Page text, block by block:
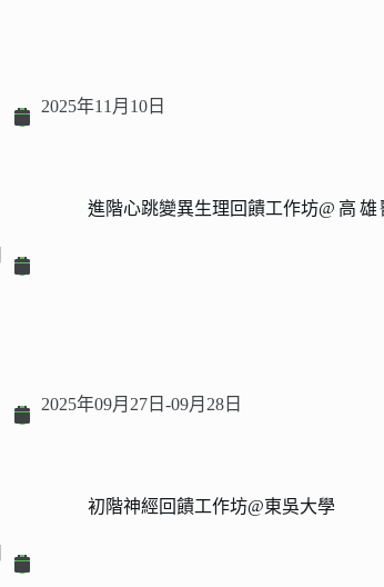
2025年11月10日
進階心跳變異生理回饋工作坊@高
2025年09月27日-09月28日
初階神經回饋工作坊@東吳大學